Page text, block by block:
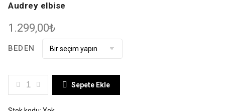
Audrey elbise
1.299,00₺
BEDEN
AUDREY ELBISE ADET
Sepete Ekle